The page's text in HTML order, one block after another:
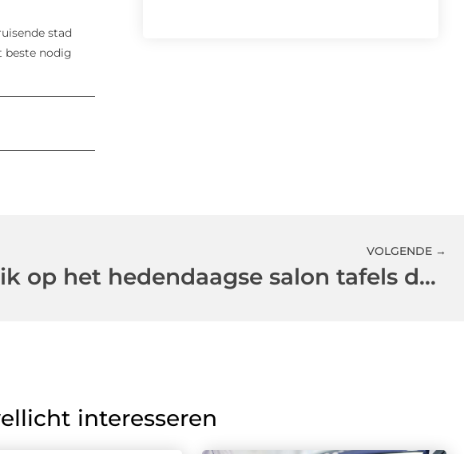
stad
beste nodig
VOLGENDE →
Een blik op het hedendaagse salon tafels design
interesseren